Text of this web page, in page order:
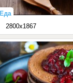
Еда
2800x1867